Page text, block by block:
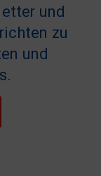
und
zu
und